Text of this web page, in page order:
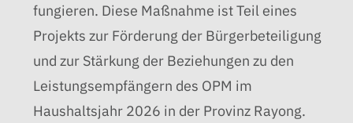
fungieren. Diese Maßnahme ist Teil eines
Projekts zur Förderung der Bürgerbeteiligung
und zur Stärkung der Beziehungen zu den
Leistungsempfängern des OPM im
Haushaltsjahr 2026 in der Provinz Rayong.